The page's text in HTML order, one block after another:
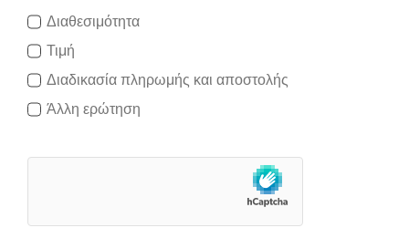
Διαθεσιμότητα
Τιμή
Διαδικασία πληρωμής και αποστολής
Άλλη ερώτηση